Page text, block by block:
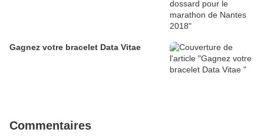
Gagnez votre bracelet Data Vitae
Commentaires